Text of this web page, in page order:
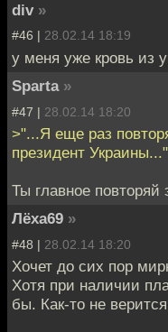
div »
#46 | 28.02.14 18:19
у меня уже кровь из
Sparta »
#47 | 28.02.14 18:20
>"...Я еще раз
президент Украины..."
Ты главное повторяй
Лёха69 »
#48 | 28.02.14 18:20
Хочет до сих пор
Хотя при наличии
бы. Как-то не